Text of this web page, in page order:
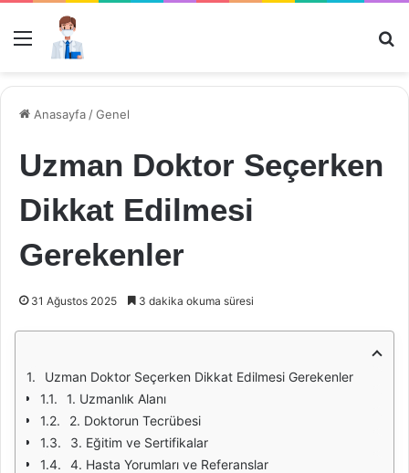
Menü
Anasayfa /Genel
Uzman Doktor Seçerken
Dikkat Edilmesi
Gerekenler
31 Ağustos 2025 3 dakika okuma süresi
Uzman Doktor Seçerken Dikkat Edilmesi Gerekenler
1. Uzmanlık Alanı
2. Doktorun Tecrübesi
3. Eğitim ve Sertifikalar
4. Hasta Yorumları ve Referanslar